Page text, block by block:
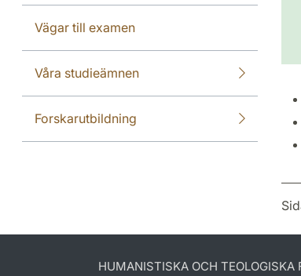
Vägar till examen
Våra studieämnen
Forskarutbildning
HUMANISTISKA OCH TEOLOGISKA